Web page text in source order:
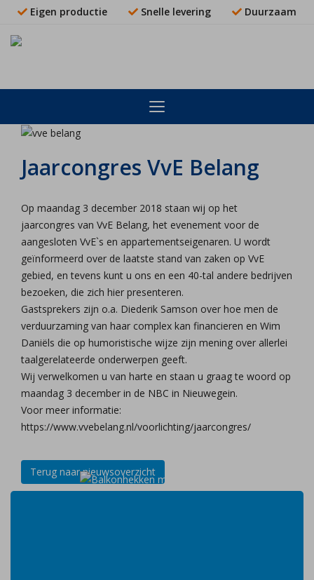
Eigen productie Snelle levering Duurzaam
Jaarcongres VvE Belang
Op maandag 3 december 2018 staan wij op het
jaarcongres van VvE Belang, het evenement voor de
aangesloten VvE`s en appartementseigenaren. U wordt
geïnformeerd over de laatste stand van zaken op VvE
gebied, en tevens kunt u ons en een 40-tal andere bedrijven
bezoeken, die zich hier presenteren.
Gastsprekers zijn o.a. Diederik Samson over hoe men de
verduurzaming van haar complex kan financieren en Wim
Daniëls die op humoristische wijze zijn mening over allerlei
taalgerelateerde onderwerpen geeft.
Wij verwelkomen u van harte en staan u graag te woord op
maandag 3 december in de NBC in Nieuwegein.
Voor meer informatie:
https://www.vvebelang.nl/voorlichting/jaarcongres/
Terug naar nieuwsoverzicht